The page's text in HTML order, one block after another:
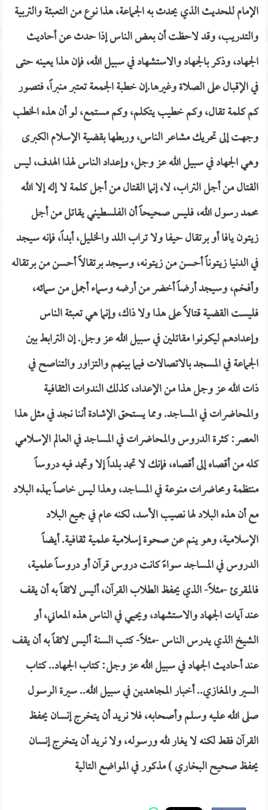
الإمام للحديث الذي يحدث به الجماعة، هذا نوع من التعبئة والتربية
والتدريب، وقد لاحظت أن بعض الناس إذا حدث عن أحاديث
الجهاد، وذكر بالجهاد والاستشهاد في سبيل الله، فإن هذا يعينه حتى
في الإقبال على الصلاة وغيرها.إن خطبة الجمعة تعتبر منبراً، فتصور
كم كلمة تقال، وكم خطيب يتكلم، وكم مستمع، لو أن هذه الخطب
وجهت إلى تحريك مشاعر الناس، وربطها بقضية الإسلام الكبرى
وهي الجهاد في سبيل الله عز وجل، وإعداد الناس لهذا الهدف، ليس
القتال من أجل التراب، لا، إنما القتال من أجل كلمة لا إله إلا الله
محمد رسول الله، فليس صحيحاً أن الفلسطيني يقاتل من أجل
زيتون يافا أو برتقال حيفا ولا تراب اللد والخليل، أبداً، فإنه سيجد
في الدنيا زيتوناً أحسن من زيتونه، وسيجد برتقالاً أحسن من برتقاله
وأفخم، وسيجد أرضاً أخضر من أرضه وسماء أجمل من سمائه،
فليست القضية قتالاً على هذا ولا ذاك، وإنما هي تعبئة الناس
وإعدادهم ليكونوا مقاتلين في سبيل الله عز وجل. إن الترابط بين
الجماعة في المسجد بالاتصالات فيما بينهم والتزاور والتناصح في
ذات الله عز وجل هذا من الإعداد، كذلك الندوات الثقافية
والمحاضرات في المساجد. ومما يستحق الإشادة أننا نجد في مثل هذا
العصر: كثرة الدروس والمحاضرات في المساجد في العالم الإسلامي
كله من أقصاه إلى أقصاه، فإنك لا تجد بلداً إلا وتجد فيه دروساً
منتظمة ومحاضرات منوعة في المساجد، وهذا ليس خاصاً بهذه البلاد
مع أن هذه البلاد لها نصيب الأسد، لكنه عام في جميع البلاد
الإسلامية، وهو ينم عن صحوة إسلامية علمية ثقافية. أيضاً
الدروس في المساجد سواءً كانت دروس قرآن أو دروساً علمية،
فالمقرئ -مثلاً- الذي يحفظ الطلاب القرآن، أليس لائقاً به أن يقف
عند آيات الجهاد والاستشهاد، ويحيي في الناس هذه المعاني، أو
الشيخ الذي يدرس الناس -مثلاً- كتب السنة أليس لائقاً به أن يقف
عند أحاديث الجهاد في سبيل الله عز وجل: كتاب الجهاد.. كتاب
السير والمغازي.. أخبار المجاهدين في سبيل الله.. سيرة الرسول
صلى الله عليه وسلم وأصحابه، فلا نريد أن يتخرج إنسان يحفظ
القرآن فقط لكنه لا يغار لله ورسوله، ولا نريد أن يتخرج إنسان
يحفظ صحيح البخاري ) مذكور في المواضع التالية